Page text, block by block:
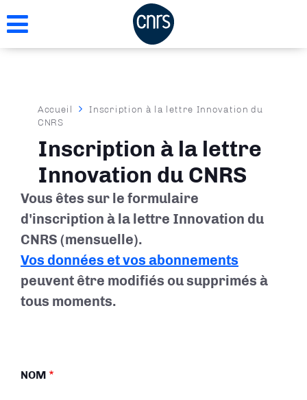
au
Fil
d'Ariane
Accueil
Inscription à la lettre Innovation du
CNRS
Inscription à la lettre
Innovation du CNRS
Vous êtes sur le formulaire
d'inscription à la lettre Innovation du
CNRS (mensuelle).
Vos données et vos abonnements
peuvent être modifiés ou supprimés à
tous moments.
NOM